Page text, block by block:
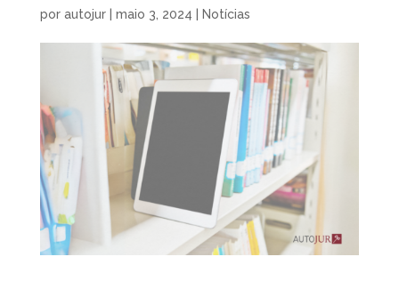
por autojur| maio 3, 2024 Notícias